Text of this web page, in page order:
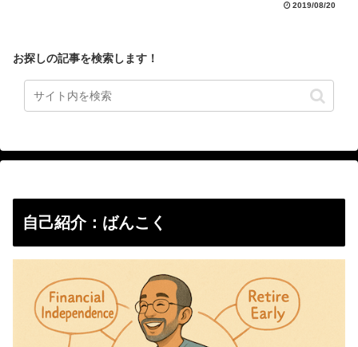
2019/08/20
お探しの記事を検索します！
自己紹介：ばんこく